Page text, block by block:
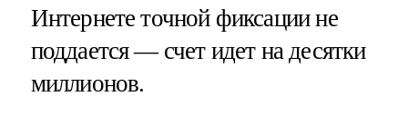
Интернете точной фиксации не
поддается — счет идет на десятки
миллионов.